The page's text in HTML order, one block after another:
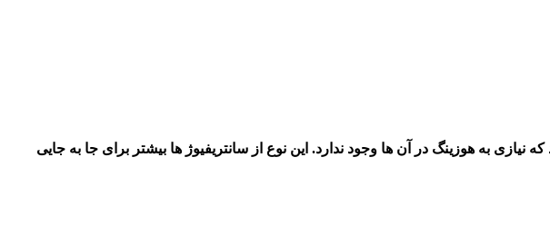
به هوزینگ در آن ها وجود ندارد. این نوع از سانتریفیوژ ها بیشتر برای جا به جایی